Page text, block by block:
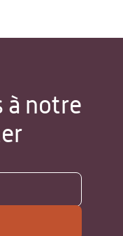
à notre